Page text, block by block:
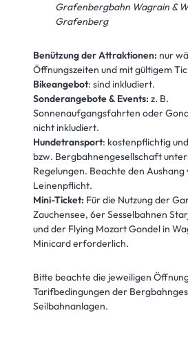
Grafenbergbahn Wagrain &
Grafenberg
Benützung der Attraktionen: nur
Öffnungszeiten und mit gültigem
Bikeangebot: sind inkludiert.
Sonderangebote & Events: z. B.
Sonnenaufgangsfahrten oder
nicht inkludiert.
Hundetransport: kostenpflichtig
bzw. Bergbahnengesellschaft
Regelungen. Beachte den
Leinenpflicht.
Mini-Ticket: Für die Nutzung der
Zauchensee, 6er Sesselbahnen
und der Flying Mozart Gondel in
Minicard erforderlich.
Bitte beachte die jeweiligen
Tarifbedingungen der
Seilbahnanlagen.